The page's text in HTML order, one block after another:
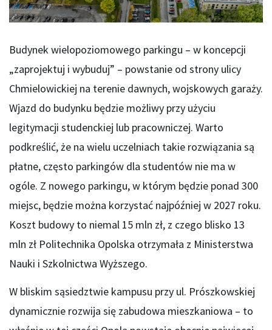
Budynek wielopoziomowego parkingu – w koncepcji
„zaprojektuj i wybuduj” – powstanie od strony ulicy
Chmielowickiej na terenie dawnych, wojskowych garaży.
Wjazd do budynku będzie możliwy przy użyciu
legitymacji studenckiej lub pracowniczej. Warto
podkreślić, że na wielu uczelniach takie rozwiązania są
płatne, często parkingów dla studentów nie ma w
ogóle. Z nowego parkingu, w którym będzie ponad 300
miejsc, będzie można korzystać najpóźniej w 2027 roku.
Koszt budowy to niemal 15 mln zł, z czego blisko 13
mln zł Politechnika Opolska otrzymała z Ministerstwa
Nauki i Szkolnictwa Wyższego.
W bliskim sąsiedztwie kampusu przy ul. Prószkowskiej
dynamicznie rozwija się zabudowa mieszkaniowa – to